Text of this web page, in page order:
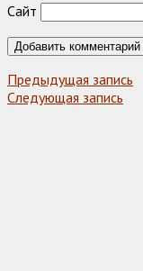
Сайт
Предыдущая запись
Следующая запись